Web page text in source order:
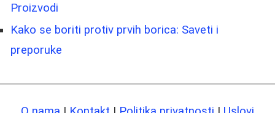
Proizvodi
Kako se boriti protiv prvih borica: Saveti i
preporuke